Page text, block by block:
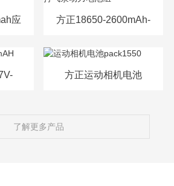
应 方正18650-2600mAh-
电池组
方正运动相机电池
了解更多产品